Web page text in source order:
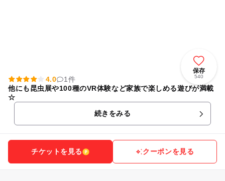
保存
540
4.0
1件
他にも昆虫展や100種のVR体験など家族で楽しめる遊びが満載
☆
続きをみる
チケットを見る クーポンを見る